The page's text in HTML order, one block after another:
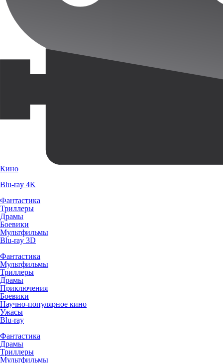
Кино
Blu-ray 4K
Фантастика
Триллеры
Драмы
Боевики
Мультфильмы
Blu-ray 3D
Фантастика
Мультфильмы
Триллеры
Драмы
Приключения
Боевики
Научно-популярное кино
Ужасы
Blu-ray
Фантастика
Драмы
Триллеры
Мультфильмы